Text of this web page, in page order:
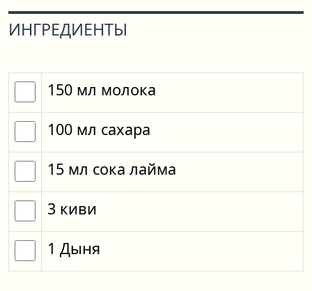
ИНГРЕДИЕНТЫ
150 мл молока
100 мл сахара
15 мл сока лайма
3 киви
1 Дыня